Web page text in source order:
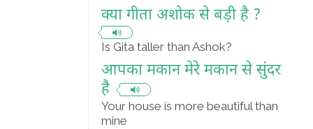
क्या गीता अशोक से बड़ी है ?
Is Gita taller than Ashok?
आपका मकान मेरे मकान से सुंदर
है
Your house is more beautiful than
mine